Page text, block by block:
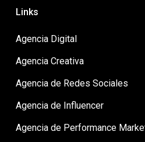
Links
Agencia Digital
Agencia Creativa
Agencia de Redes Sociales
Agencia de Influencer
Agencia de Performance